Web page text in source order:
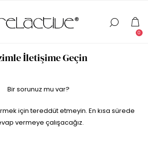
0
İletişime Geçin
Bir sorunuz mu var?
için tereddüt etmeyin. En kısa sürede
vermeye çalışacağız.